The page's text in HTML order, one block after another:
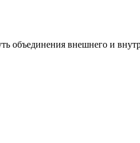
объединения внешнего и